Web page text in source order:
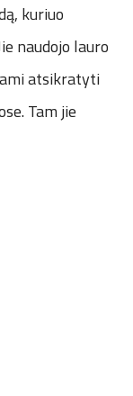
kuriuo
naudojo lauro
atsikratyti
Tam jie